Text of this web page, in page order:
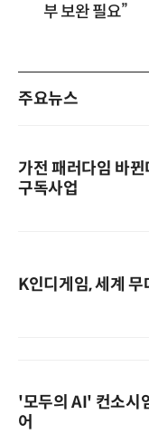
부 보완 필요”
주요뉴스
가전 패러다임 바
구독사업
K인디게임, 세계 무
'모두의 AI' 컨소시
어